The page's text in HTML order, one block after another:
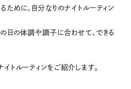
ために、自分なりのナイトルーティン
の日の体調や調子に合わせて、できる
トルーティンをご紹介します。